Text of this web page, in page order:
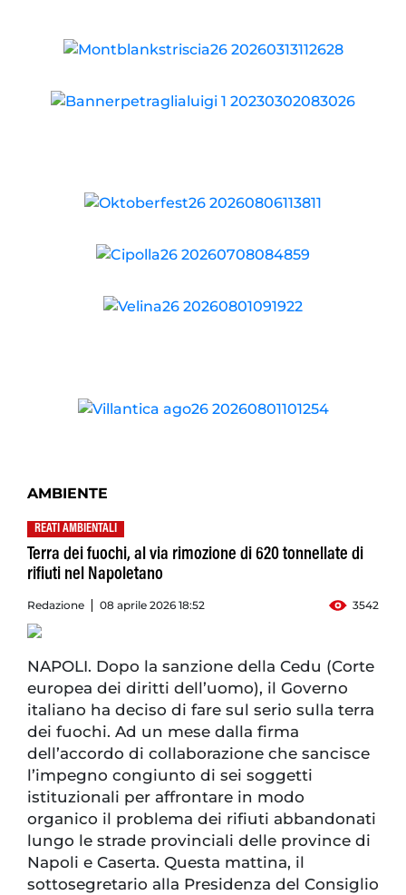
AMBIENTE
REATI AMBIENTALI
Terra dei fuochi, al via rimozione di 620 tonnellate di
rifiuti nel Napoletano
Redazione 08 aprile 2026 18:52 3542
NAPOLI. Dopo la sanzione della Cedu (Corte
europea dei diritti dell’uomo), il Governo
italiano ha deciso di fare sul serio sulla terra
dei fuochi. Ad un mese dalla firma
dell’accordo di collaborazione che sancisce
l’impegno congiunto di sei soggetti
istituzionali per affrontare in modo
organico il problema dei rifiuti abbandonati
lungo le strade provinciali delle province di
Napoli e Caserta. Questa mattina, il
sottosegretario alla Presidenza del Consiglio